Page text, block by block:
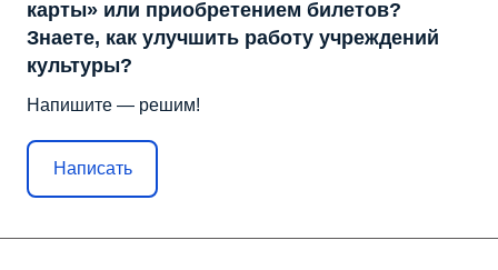
карты» или приобретением билетов?
Знаете, как улучшить работу учреждений
культуры?
Напишите — решим!
Написать